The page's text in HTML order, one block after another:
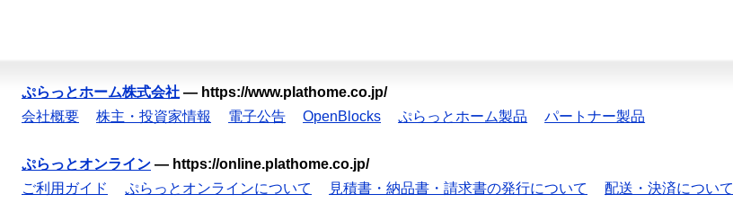
ぷらっとホーム株式会社 — https://www.plathome.co.jp/
会社概要
株主・投資家情報 電子公告 OpenBlocks ぷらっとホーム製品 パートナー製品
ぷらっとオンライン — https://online.plathome.co.jp/
ご利用ガイド
ぷらっとオンラインについて 見積書・納品書・請求書の発行について 配送・決済について